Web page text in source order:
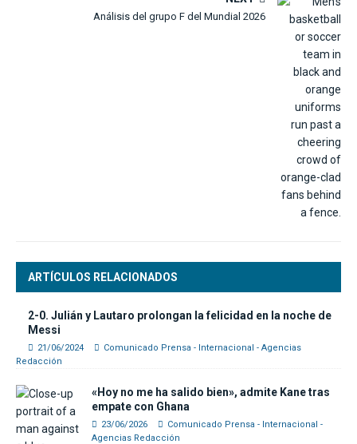
Análisis del grupo F del Mundial 2026
ARTÍCULOS RELACIONADOS
2-0. Julián y Lautaro prolongan la felicidad en la noche de
Messi
21/06/2024
Comunicado Prensa - Internacional - Agencias
Redacción
«Hoy no me ha salido bien», admite Kane tras
empate con Ghana
23/06/2026
Comunicado Prensa - Internacional -
Agencias Redacción